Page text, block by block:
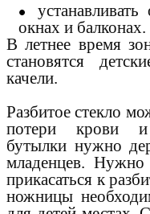
окнах и балконах.
В летнее время
становятся
качели.
Разбитое стекло
потери крови и
бутылки нужно
младенцев. Нужно
прикасаться к
ножницы